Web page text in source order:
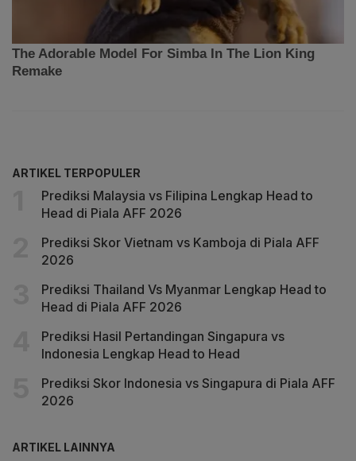
ARTIKEL TERPOPULER
Prediksi Malaysia vs Filipina Lengkap Head to
Head di Piala AFF 2026
Prediksi Skor Vietnam vs Kamboja di Piala AFF
2026
Prediksi Thailand Vs Myanmar Lengkap Head to
Head di Piala AFF 2026
Prediksi Hasil Pertandingan Singapura vs
Indonesia Lengkap Head to Head
Prediksi Skor Indonesia vs Singapura di Piala AFF
2026
ARTIKEL LAINNYA